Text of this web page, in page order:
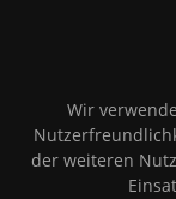
Wir
der weiteren